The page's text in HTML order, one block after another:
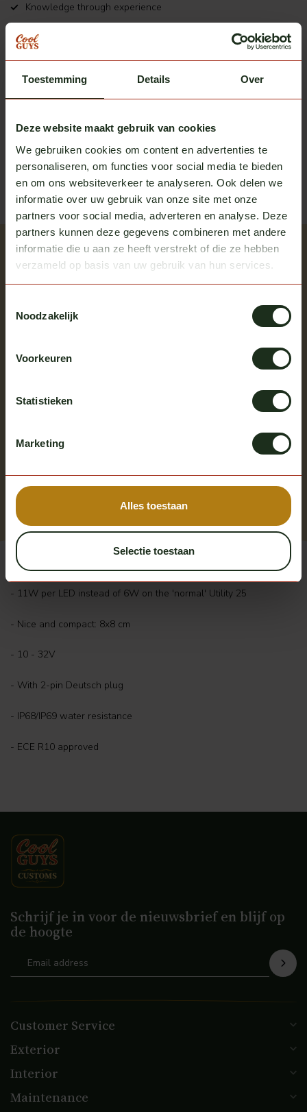
Toestemming Details Over
Deze website maakt gebruik van cookies
We gebruiken cookies om content en advertenties te
personaliseren, om functies voor social media te bieden
en om ons websiteverkeer te analyseren. Ook delen we
informatie over uw gebruik van onze site met onze
partners voor social media, adverteren en analyse. Deze
partners kunnen deze gegevens combineren met andere
informatie die u aan ze heeft verstrekt of die ze hebben
verzameld op basis van uw gebruik van hun services.
Noodzakelijk
Voorkeuren
Statistieken
Marketing
Alles toestaan
Selectie toestaan
Knowledge through experience
Product description
Of heb je hulp nodig bij het bestellen? We helpen je
graag!
neem contact op met ons
Recently viewed
Bekijk alle producten
Lazer
€ 115,00Excl. tax
- Extra powerful LEDs
- 11W per LED instead of 6W on the 'normal' Utility 25
- Nice and compact: 8x8 cm
- 10 - 32V
- With 2-pin Deutsch plug
- IP68/IP69 water resistance
- ECE R10 approved
Schrijf je in voor de nieuwsbrief en blijf op
de hoogte
Customer Service
Exterior
Interior
Maintenance